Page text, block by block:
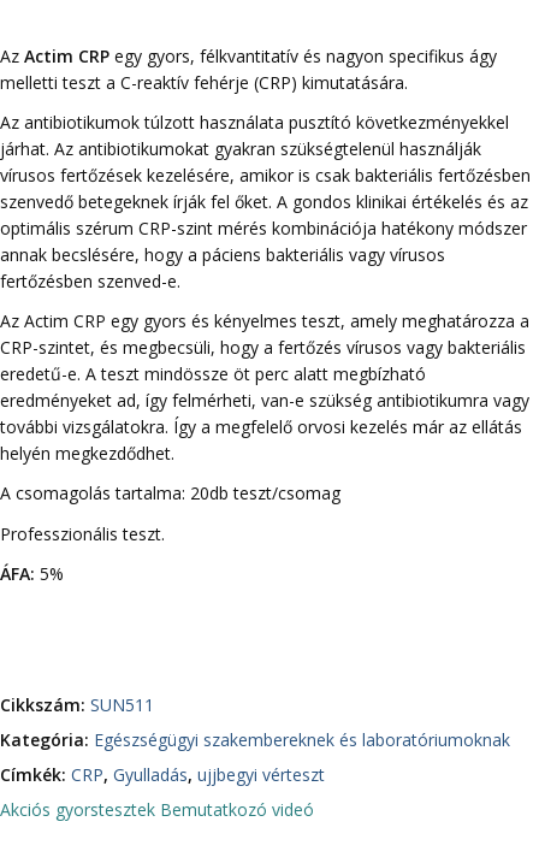
Az Actim CRP egy gyors, félkvantitatív és nagyon specifikus ágy
melletti teszt a C-reaktív fehérje (CRP) kimutatására.
Az antibiotikumok túlzott használata pusztító következményekkel
járhat. Az antibiotikumokat gyakran szükségtelenül használják
vírusos fertőzések kezelésére, amikor is csak bakteriális fertőzésben
szenvedő betegeknek írják fel őket. A gondos klinikai értékelés és az
optimális szérum CRP-szint mérés kombinációja hatékony módszer
annak becslésére, hogy a páciens bakteriális vagy vírusos
fertőzésben szenved-e.
Az Actim CRP egy gyors és kényelmes teszt, amely meghatározza a
CRP-szintet, és megbecsüli, hogy a fertőzés vírusos vagy bakteriális
eredetű-e. A teszt mindössze öt perc alatt megbízható
eredményeket ad, így felmérheti, van-e szükség antibiotikumra vagy
további vizsgálatokra. Így a megfelelő orvosi kezelés már az ellátás
helyén megkezdődhet.
A csomagolás tartalma: 20db teszt/csomag
Professzionális teszt.
ÁFA: 5%
Cikkszám: SUN511
Kategória: Egészségügyi szakembereknek és laboratóriumoknak
Címkék: CRP, Gyulladás, ujjbegyi vérteszt
Akciós gyorstesztek Bemutatkozó videó